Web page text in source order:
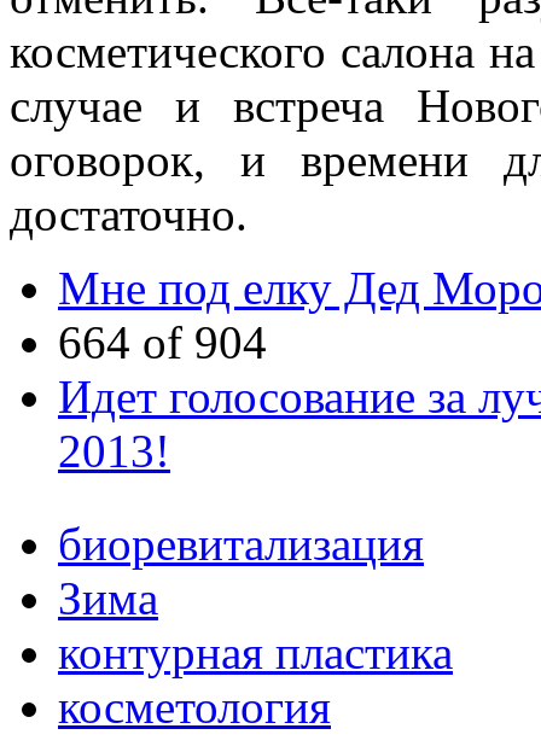
косметического салона
случае и встреча
оговорок, и времени
достаточно.
Мне под елку Дед
664 of 904
Идет голосование за
2013!
биоревитализация
Зима
контурная пластика
косметология